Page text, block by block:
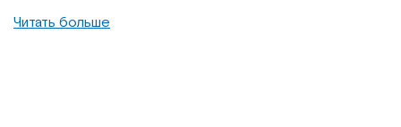
Читать больше